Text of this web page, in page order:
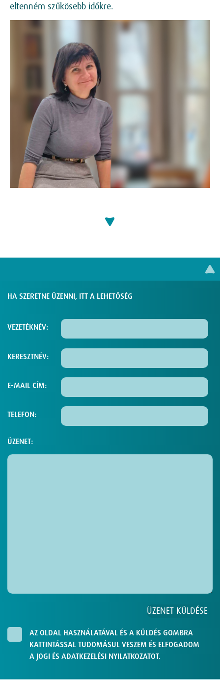
eltenném szűkösebb időkre.
HA SZERETNE ÜZENNI, ITT A LEHETŐSÉG
VEZETÉKNÉV:
KERESZTNÉV:
E-MAIL CÍM:
TELEFON:
ÜZENET:
AZ OLDAL HASZNÁLATÁVAL ÉS A KÜLDÉS GOMBRA
KATTINTÁSSAL TUDOMÁSUL VESZEM ÉS ELFOGADOM
A JOGI ÉS ADATKEZELÉSI NYILATKOZATOT.